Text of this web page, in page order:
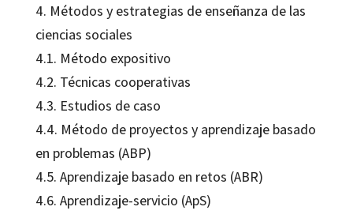
4. Métodos y estrategias de enseñanza de las
ciencias sociales
4.1. Método expositivo
4.2. Técnicas cooperativas
4.3. Estudios de caso
4.4. Método de proyectos y aprendizaje basado
en problemas (ABP)
4.5. Aprendizaje basado en retos (ABR)
4.6. Aprendizaje-servicio (ApS)